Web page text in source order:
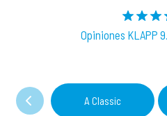
Opiniones KLAPP
A Classic